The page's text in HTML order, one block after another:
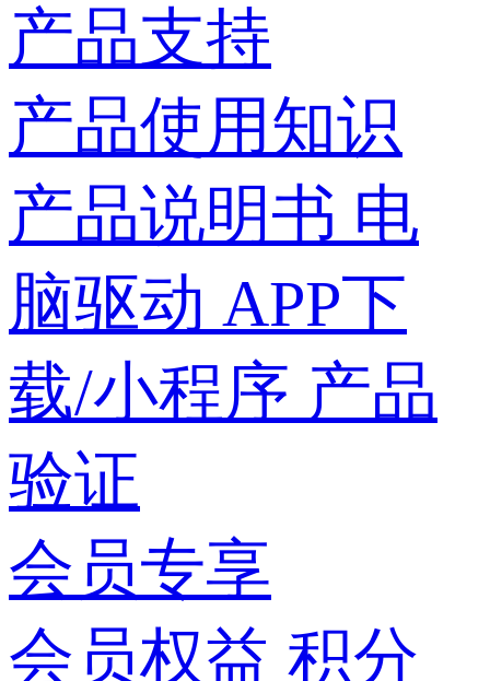
产品支持
产品使用知识
产品说明书 电
脑驱动 APP下
载/小程序 产品
验证
会员专享
会员权益 积分